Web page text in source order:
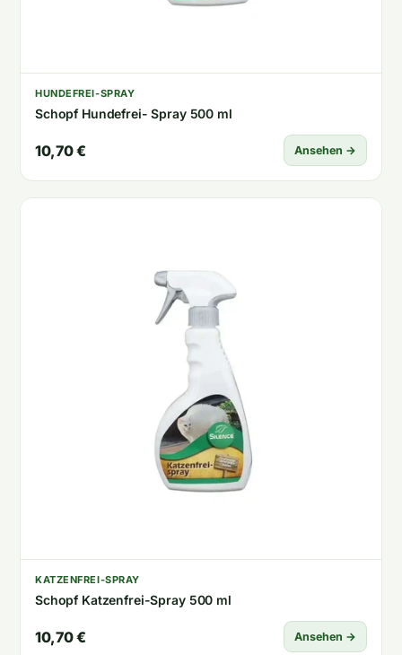
HUNDEFREI-SPRAY
Schopf Hundefrei- Spray 500 ml
10,70 € Ansehen →
KATZENFREI-SPRAY
Schopf Katzenfrei-Spray 500 ml
10,70 € Ansehen →